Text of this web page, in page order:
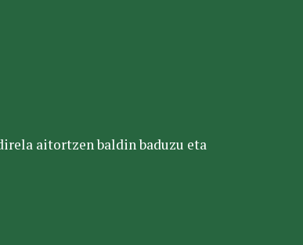
aitortzen baldin baduzu eta